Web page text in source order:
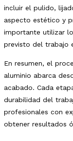
incluir el pulido,
aspecto estético y
importante utilizar
previsto del trabajo
En resumen, el
aluminio abarca
acabado. Cada
durabilidad del
profesionales con
obtener resultados